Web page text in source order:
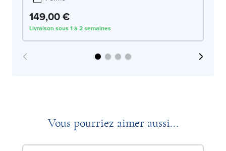
149,00 €
Livraison sous 1 à 2 semaines
Vous pourriez aimer aussi...